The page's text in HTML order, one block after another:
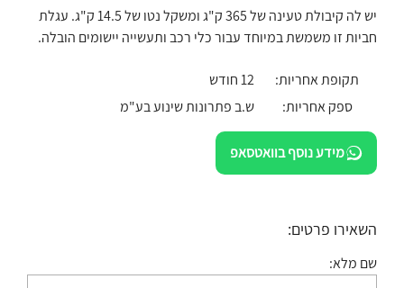
יש לה קיבולת טעינה של 365 ק"ג ומשקל נטו של 14.5 ק"ג. עגלת
חביות זו משמשת במיוחד עבור כלי רכב ותעשייה יישומים הובלה.
תקופת אחריות:
12 חודש
ספק אחריות:
ש.ב פתרונות שינוע בע"מ
מידע נוסף בוואטסאפ
השאירו פרטים:
שם מלא: